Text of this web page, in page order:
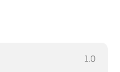
1.0